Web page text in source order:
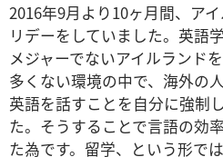
2016年9月より10ヶ月間、ア
リデーをしていました。英語
メジャーでないアイルランド
多くない環境の中で、海外の
英語を話すことを自分に強制
た。そうすることで言語の効
た為です。留学、という形で